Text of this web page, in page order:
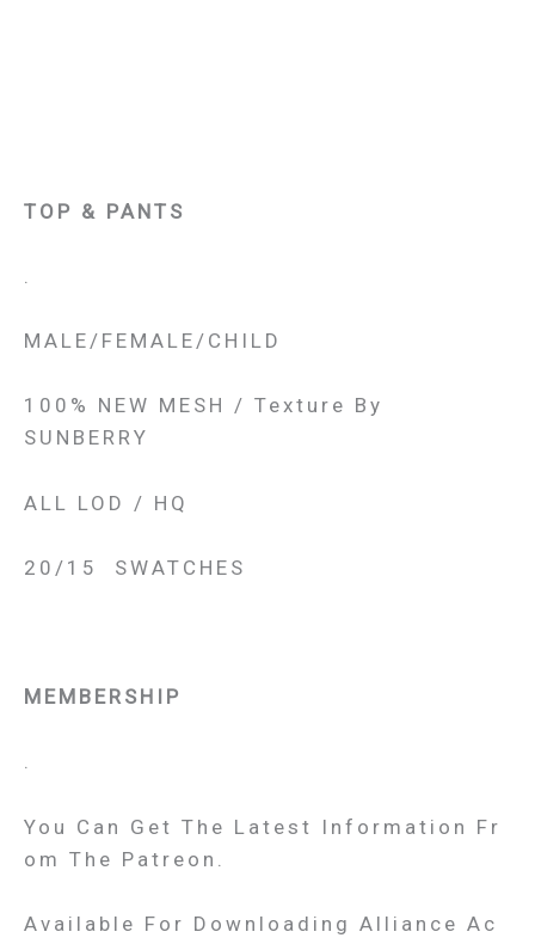
TOP & PANTS
.
MALE/FEMALE/CHILD
100% NEW MESH / Texture By
SUNBERRY
ALL LOD / HQ
20/15 SWATCHES
MEMBERSHIP
.
You Can Get The Latest Information Fr
Om The Patreon.
Available For Downloading Alliance Ac